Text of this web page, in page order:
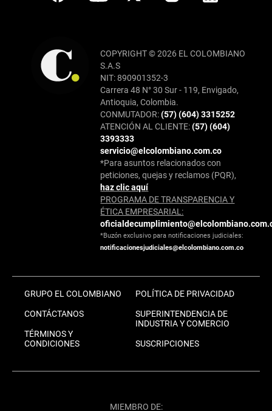
COPYRIGHT © 2026 EL COLOMBIANO
S.A.S
NIT: 890901352-3
Carrera 48 N° 30 Sur - 119, Envigado,
Antioquia, Colombia.
CONMUTADOR:(57) (604) 3315252
ATENCIÓN AL CLIENTE:(57) (604)
3393333
servicio@elcolombiano.com.co
*Para asuntos relacionados con
peticiones, quejas y reclamos (PQR),
haz clic aquí
PROGRAMA DE TRANSPARENCIA Y
ÉTICA EMPRESARIAL:
*Buzón exclusivo para notificaciones judiciales:
notificacionesjudiciales@elcolombiano.com.co
GRUPO EL COLOMBIANO
CONTÁCTANOS
TÉRMINOS Y
CONDICIONES
POLÍTICA DE PRIVACIDAD
SUPERINTENDENCIA DE
INDUSTRIA Y COMERCIO
SUSCRIPCIONES
MIEMBRO DE: